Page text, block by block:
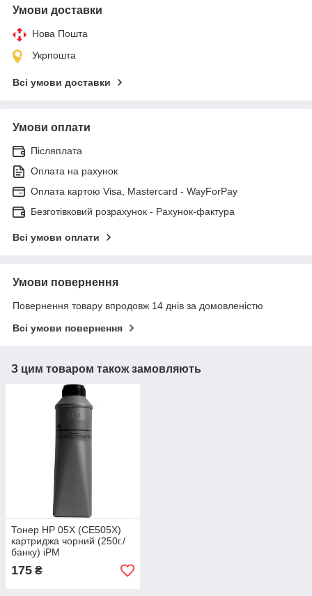
Умови доставки
Нова Пошта
Укрпошта
Всі умови доставки
Умови оплати
Післяплата
Оплата на рахунок
Оплата картою Visa, Mastercard - WayForPay
Безготівковий розрахунок - Рахунок-фактура
Всі умови оплати
Умови повернення
Повернення товару впродовж 14 днів за домовленістю
Всі умови повернення
З цим товаром також замовляють
Тонер HP 05X (CE505X)
картриджа чорний (250г./
банку) iPM
175 ₴